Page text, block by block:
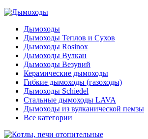
Дымоходы
Дымоходы Теплов и Сухов
Дымоходы Rosinox
Дымоходы Вулкан
Дымоходы Везувий
Керамические дымоходы
Гибкие дымоходы (газоходы)
Дымоходы Schiedel
Стальные дымоходы LAVA
Дымоходы из вулканической пемзы
Все категории